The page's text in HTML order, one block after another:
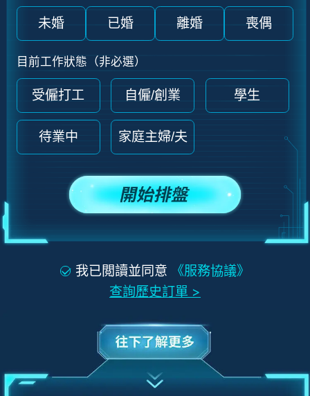
未婚 已婚 離婚 喪偶
目前工作狀態 （非必選）
受僱打工 自僱/創業 學生
待業中 家庭主婦/夫
我已閲讀並同意 《服務協議》
查詢歷史訂單 >